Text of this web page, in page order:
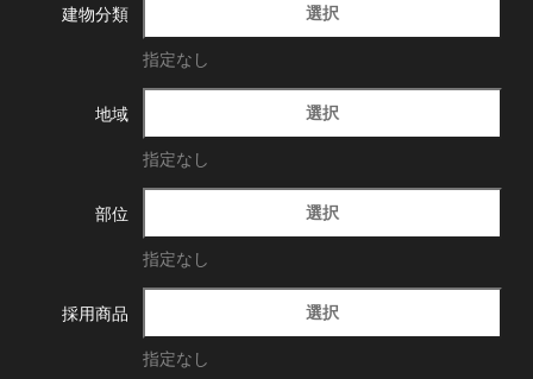
建物分類 選択
指定なし
地域 選択
指定なし
部位 選択
指定なし
採用商品 選択
指定なし